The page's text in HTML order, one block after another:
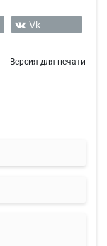
Vk
Версия для печати